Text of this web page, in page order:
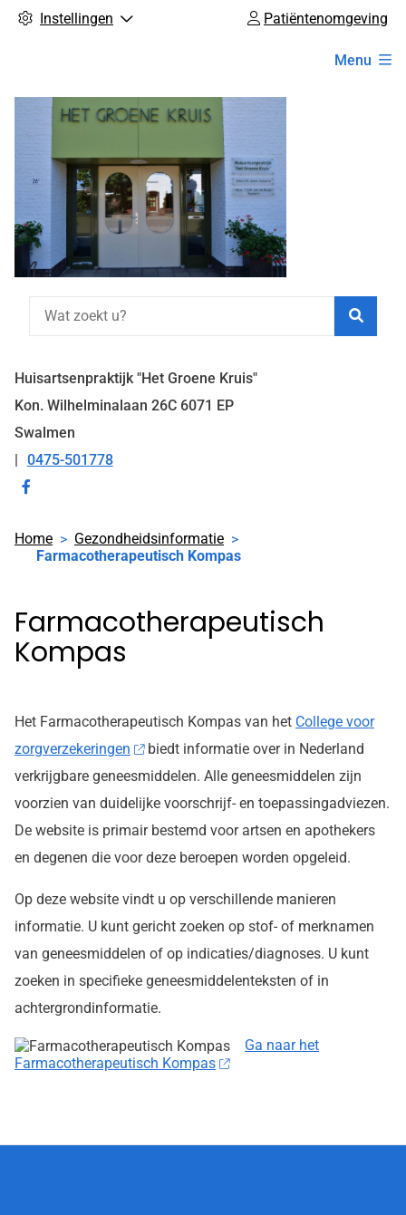
Instellingen Patiëntenomgeving
Menu
Huisartsenpraktijk "Het Groene Kruis"
Kon. Wilhelminalaan 26C 6071 EP
Swalmen
Tel:
0475-501778
facebook
Home
Gezondheidsinformatie
Farmacotherapeutisch Kompas
Farmacotherapeutisch
Kompas
Het Farmacotherapeutisch Kompas van het College voor
zorgverzekeringen
biedt informatie over in Nederland
verkrijgbare geneesmiddelen. Alle geneesmiddelen zijn
voorzien van duidelijke voorschrijf- en toepassingadviezen.
De website is primair bestemd voor artsen en apothekers
en degenen die voor deze beroepen worden opgeleid.
Op deze website vindt u op verschillende manieren
informatie. U kunt gericht zoeken op stof- of merknamen
van geneesmiddelen of op indicaties/diagnoses. U kunt
zoeken in specifieke geneesmiddelenteksten of in
achtergrondinformatie.
Ga naar het
Farmacotherapeutisch Kompas